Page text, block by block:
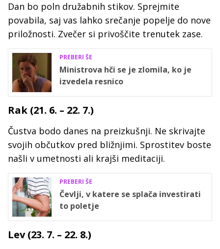
Dan bo poln družabnih stikov. Sprejmite
povabila, saj vas lahko srečanje popelje do nove
priložnosti. Zvečer si privoščite trenutek zase.
PREBERI ŠE
Ministrova hči se je zlomila, ko je
izvedela resnico
Rak (21. 6. – 22. 7.)
Čustva bodo danes na preizkušnji. Ne skrivajte
svojih občutkov pred bližnjimi. Sprostitev boste
našli v umetnosti ali krajši meditaciji.
PREBERI ŠE
Čevlji, v katere se splača investirati
to poletje
Lev (23. 7. – 22. 8.)